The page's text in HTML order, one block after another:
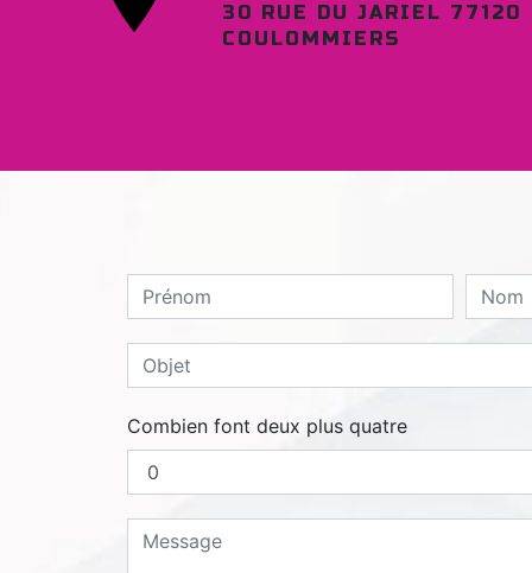
30 RUE DU JARIEL 77120
COULOMMIERS
Combien font deux plus quatre